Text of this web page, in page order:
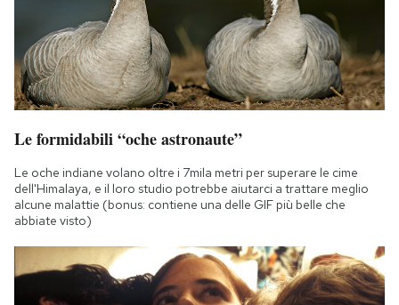
Le formidabili “oche astronaute”
Le oche indiane volano oltre i 7mila metri per superare le cime
dell'Himalaya, e il loro studio potrebbe aiutarci a trattare meglio
alcune malattie (bonus: contiene una delle GIF più belle che
abbiate visto)